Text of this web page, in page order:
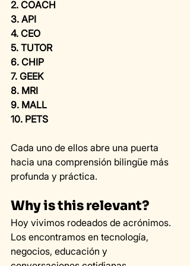
2. COACH
3. API
4. CEO
5. TUTOR
6. CHIP
7. GEEK
8. MRI
9. MALL
10. PETS
Cada uno de ellos abre una puerta
hacia una comprensión bilingüe más
profunda y práctica.
Why is this relevant?
Hoy vivimos rodeados de acrónimos.
Los encontramos en tecnología,
negocios, educación y